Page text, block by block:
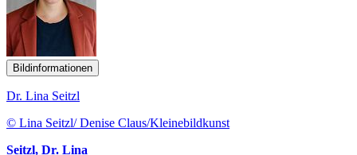
Bildinformationen
Dr. Lina Seitzl
© Lina Seitzl/ Denise Claus/Kleinebildkunst
Seitzl, Dr. Lina